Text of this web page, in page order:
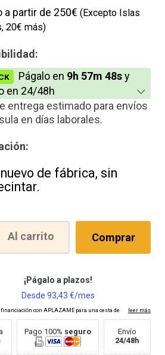
a partir de 250€ (Excepto Islas
20€ más)
Págalo en 9h 57m 48sy
en 24/48h
entrega estimado para envíos
en días laborales.
de fábrica, sin
Al carrito Comprar
Pago 100% seguro
Envío
24/48h